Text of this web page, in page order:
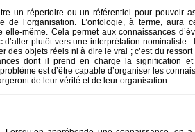
un répertoire ou un référentiel pour pouvoir
l’organisation. L’ontologie, à terme, aura
même. Cela permet aux connaissances
plutôt vers une interprétation nominaliste
objets réels ni à dire le vrai ; c’est du
dont il prend en charge la signification
est d’être capable d’organiser les
de leur vérité et de leur organisation.